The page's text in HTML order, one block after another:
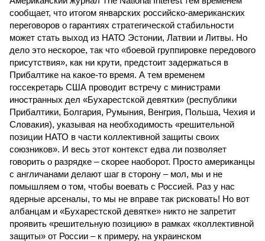
сообщает, что итогом январских российско-американских
переговоров о гарантиях стратегической стабильности
может стать выход из НАТО Эстонии, Латвии и Литвы. Но
дело это нескорое, так что «боевой группировке передового
присутствия», как ни крути, предстоит задержаться в
Прибалтике на какое-то время. А тем временем
госсекретарь США проводит встречу с министрами
иностранных дел «Бухарестской девятки» (республики
Прибалтики, Болгария, Румыния, Венгрия, Польша, Чехия и
Словакия), указывая на необходимость «решительной
позиции НАТО в части коллективной защиты своих
союзников». И весь этот контекст едва ли позволяет
говорить о разрядке – скорее наоборот. Просто американцы
с англичанами делают шаг в сторону – мол, мы и не
помышляем о том, чтобы воевать с Россией. Раз у нас
ядерные арсеналы, то мы не вправе так рисковать! Но вот
албанцам и «Бухарестской девятке» никто не запретит
проявить «решительную позицию» в рамках «коллективной
защиты» от России – к примеру, на украинском